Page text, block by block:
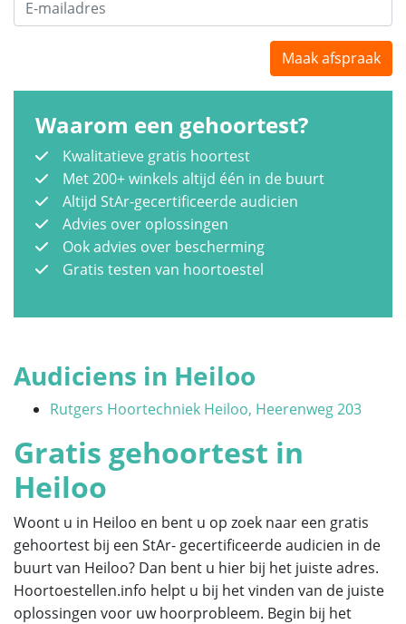
Maak afspraak
Waarom een gehoortest?
Kwalitatieve gratis hoortest
Met 200+ winkels altijd één in de buurt
Altijd StAr-gecertificeerde audicien
Advies over oplossingen
Ook advies over bescherming
Gratis testen van hoortoestel
Audiciens in Heiloo
Rutgers Hoortechniek Heiloo, Heerenweg 203
Gratis gehoortest in
Heiloo
Woont u in Heiloo en bent u op zoek naar een gratis
gehoortest bij een StAr- gecertificeerde audicien in de
buurt van Heiloo? Dan bent u hier bij het juiste adres.
Hoortoestellen.info helpt u bij het vinden van de juiste
oplossingen voor uw hoorprobleem. Begin bij het